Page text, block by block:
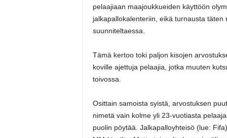
pelaajiaan maajoukkueiden käyttöön
jalkapallokalenteriin, eikä turnausta
suunniteltaessa.
Tämä kertoo toki paljon kisojen
koville ajettuja pelaajia, jotka muuten
toivossa.
Osittain samoista syistä, arvostuksen
nimetä vain kolme yli 23-vuotiasta
puolin pöytää. Jalkapalloyhteisö (lue: